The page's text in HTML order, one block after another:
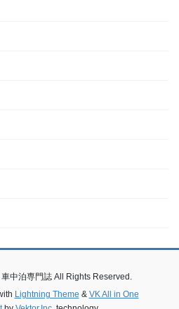
中泊専門誌 All Rights Reserved.
Lightning Theme & VK All in One